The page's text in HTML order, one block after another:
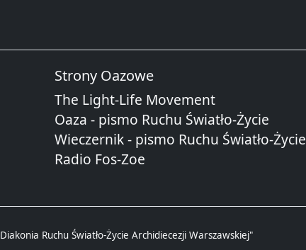
Strony Oazowe
The Light-Life Movement
Oaza - pismo Ruchu Światło-Życie
Wieczernik - pismo Ruchu Światło-Życie
Radio Fos-Zoe
Ruchu Światło-Życie Archidiecezji Warszawskiej"